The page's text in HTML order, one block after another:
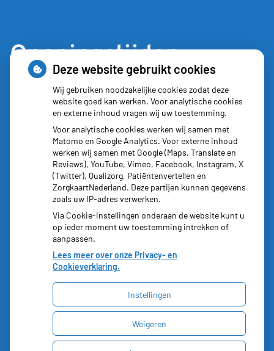
Openingstijden
8:30 - 17:30
8:30 - 17:30
Woensdag:
8:30 - 17:30
Donderdag:
8:30 - 17:30
8:30 - 17:30
Uw Zorg Online|Beheer
Privacy verklaring Cookie-instellingen
Deze website gebruikt cookies
Wij gebruiken noodzakelijke cookies zodat deze
website goed kan werken. Voor analytische cookies
en externe inhoud vragen wij uw toestemming.
Voor analytische cookies werken wij samen met
Matomo en Google Analytics. Voor externe inhoud
werken wij samen met Google (Maps, Translate en
Reviews), YouTube, Vimeo, Facebook, Instagram, X
(Twitter), Qualizorg, Patiëntenvertellen en
ZorgkaartNederland. Deze partijen kunnen gegevens
zoals uw IP-adres verwerken.
Via Cookie-instellingen onderaan de website kunt u
op ieder moment uw toestemming intrekken of
aanpassen.
Lees meer over onze Privacy- en
Cookieverklaring.
Instellingen
Weigeren